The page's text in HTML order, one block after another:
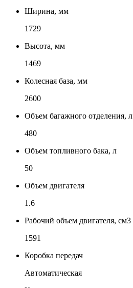
Ширина, мм
1729
Высота, мм
1469
Колесная база, мм
2600
Объем багажного отделения, л
480
Объем топливного бака, л
50
Объем двигателя
1.6
Рабочий объем двигателя, см3
1591
Коробка передач
Автоматическая